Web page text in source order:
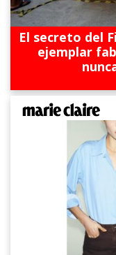
El secreto del
ejemplar